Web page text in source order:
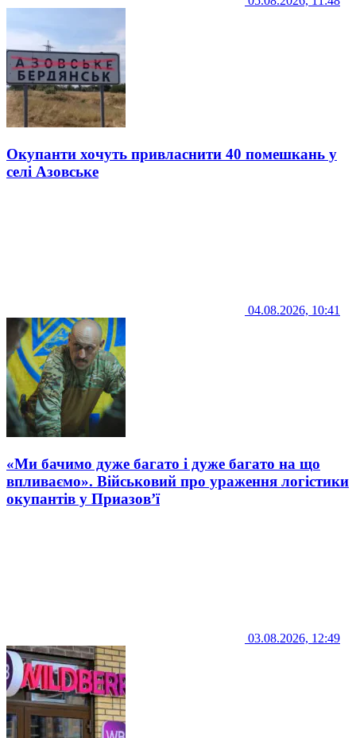
Окупанти хочуть привласнити 40 помешкань у
селі Азовське
04.08.2026, 10:41
«Ми бачимо дуже багато і дуже багато на що
впливаємо». Військовий про ураження логістики
окупантів у Приазов’ї
03.08.2026, 12:49